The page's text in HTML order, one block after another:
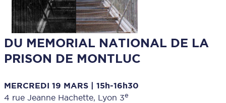
DU MEMORIAL NATIONAL DE LA
PRISON DE MONTLUC
MERCREDI 19 MARS | 15h-16h30
4 rue Jeanne Hachette, Lyon 3e